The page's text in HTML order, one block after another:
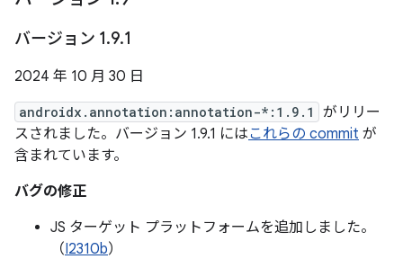
バージョン 1.9.1
2024 年 10 月 30 日
androidx.annotation:annotation-*:1.9.1
がリリー
スされました。バージョン 1.9.1 にはこれらの commit が
含まれています。
バグの修正
JS ターゲット プラットフォームを追加しました。
（I2310b）